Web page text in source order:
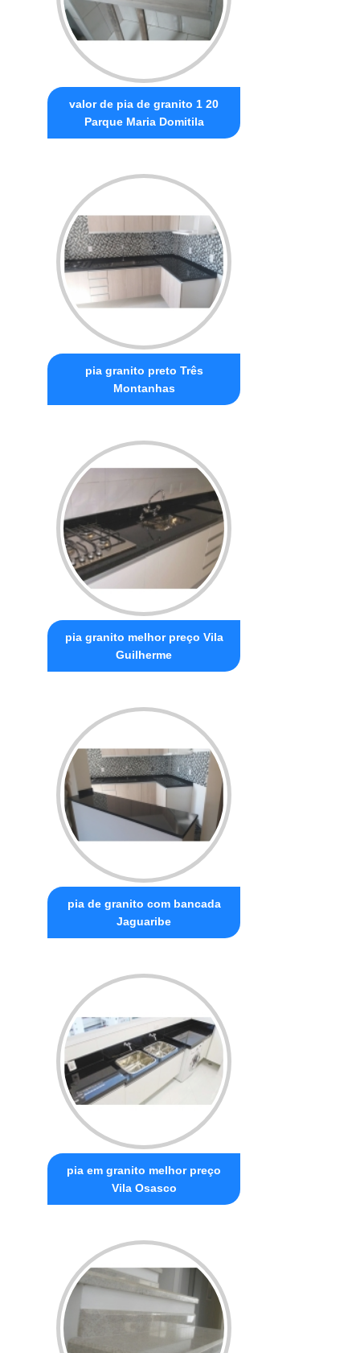
valor de pia de granito 1 20
Parque Maria Domitila
pia granito preto Três
Montanhas
pia granito melhor preço Vila
Guilherme
pia de granito com bancada
Jaguaribe
pia em granito melhor preço
Vila Osasco